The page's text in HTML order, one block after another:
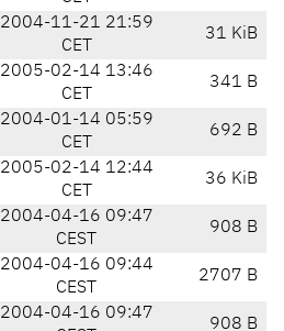
2004-11-21 21:59
CET
31 KiB
2005-02-14 13:46
CET
341 B
2004-01-14 05:59
CET
692 B
2005-02-14 12:44
CET
36 KiB
2004-04-16 09:47
CEST
908 B
2004-04-16 09:44
CEST
2707 B
2004-04-16 09:47
908 B